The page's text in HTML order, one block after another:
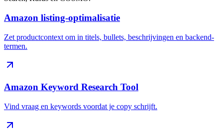
Amazon listing-optimalisatie
Zet productcontext om in titels, bullets, beschrijvingen en backend-
termen.
Amazon Keyword Research Tool
Vind vraag en keywords voordat je copy schrijft.